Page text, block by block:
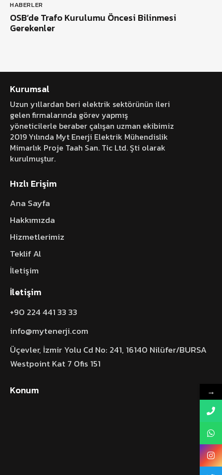
HABERLER
OSB’de Trafo Kurulumu Öncesi Bilinmesi
Gerekenler
Kurumsal
Uzun yıllardan beri elektrik sektörünün ileri
gelen firmalarında görev yapmış
yöneticilerle beraber çalışan uzman ekibimiz
2019 Yılında Myt Enerji Elektrik Mühendislik
Mimarlık Proje Taah San. Tic Ltd. Şti olarak
kurulmuştur.
Hızlı Erişim
Ana Sayfa
Hakkımızda
Hizmetlerimiz
Teklif Al
İletişim
İletişim
+90 224 441 33 33
info@mytenerji.com
Üçevler, İzmir Yolu Cd No: 241, 16140 Nilüfer/BURSA
Westpoint Kat 7 Ofis 151
Konum →